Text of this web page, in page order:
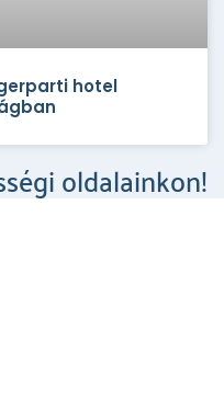
hotel
oldalainkon!